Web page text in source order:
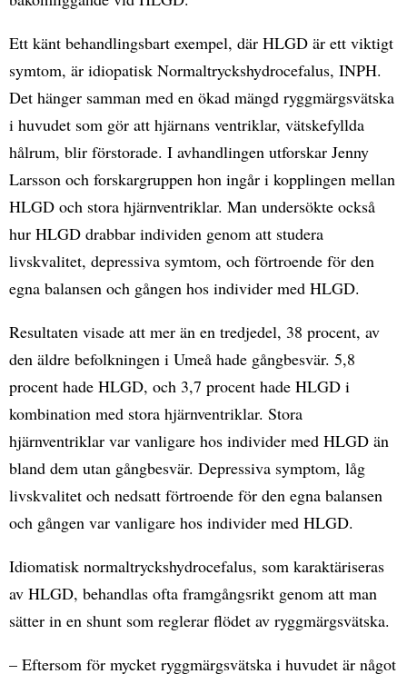
Ett känt behandlingsbart exempel, där HLGD är ett viktigt
symtom, är idiopatisk Normaltryckshydrocefalus, INPH.
Det hänger samman med en ökad mängd ryggmärgsvätska
i huvudet som gör att hjärnans ventriklar, vätskefyllda
hålrum, blir förstorade. I avhandlingen utforskar Jenny
Larsson och forskargruppen hon ingår i kopplingen mellan
HLGD och stora hjärnventriklar. Man undersökte också
hur HLGD drabbar individen genom att studera
livskvalitet, depressiva symtom, och förtroende för den
egna balansen och gången hos individer med HLGD.
Resultaten visade att mer än en tredjedel, 38 procent, av
den äldre befolkningen i Umeå hade gångbesvär. 5,8
procent hade HLGD, och 3,7 procent hade HLGD i
kombination med stora hjärnventriklar. Stora
hjärnventriklar var vanligare hos individer med HLGD än
bland dem utan gångbesvär. Depressiva symptom, låg
livskvalitet och nedsatt förtroende för den egna balansen
och gången var vanligare hos individer med HLGD.
Idiomatisk normaltryckshydrocefalus, som karaktäriseras
av HLGD, behandlas ofta framgångsrikt genom att man
sätter in en shunt som reglerar flödet av ryggmärgsvätska.
– Eftersom för mycket ryggmärgsvätska i huvudet är något